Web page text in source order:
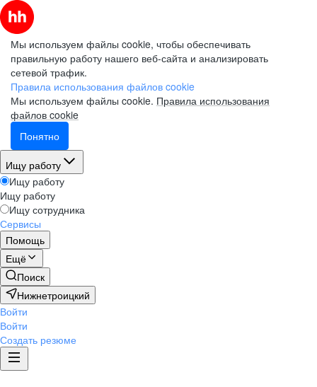
Мы используем файлы cookie, чтобы обеспечивать
правильную работу нашего веб-сайта и анализировать
сетевой трафик.
Правила использования файлов cookie
Мы используем файлы cookie. Правила использования
файлов cookie
Понятно
Ищу работу
Ищу работу
Ищу работу
Ищу сотрудника
Сервисы
Помощь
Ещё
Поиск
Нижнетроицкий
Войти
Войти
Создать резюме